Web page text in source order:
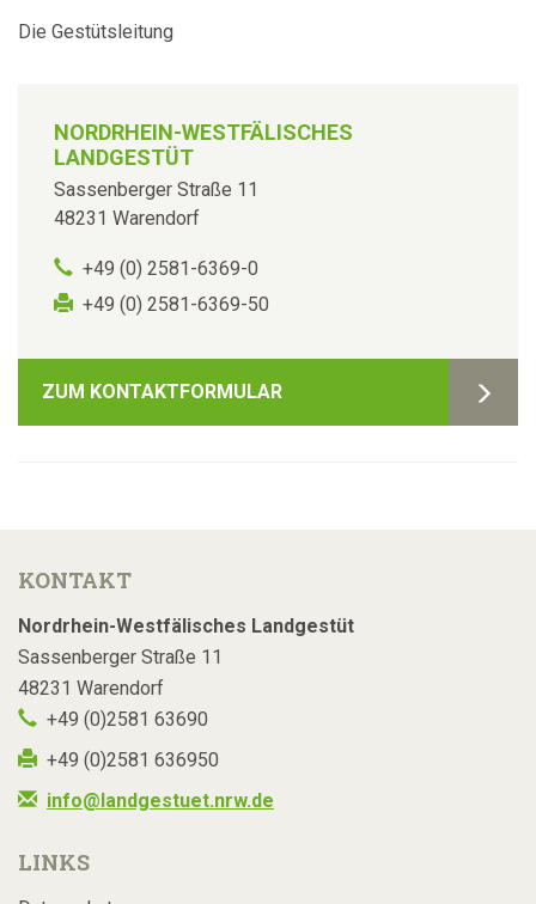
Die Gestütsleitung
NORDRHEIN-WESTFÄLISCHES
LANDGESTÜT
Sassenberger Straße 11
48231 Warendorf
+49 (0) 2581-6369-0
+49 (0) 2581-6369-50
ZUM KONTAKTFORMULAR
KONTAKT
Nordrhein-Westfälisches Landgestüt
Sassenberger Straße 11
48231 Warendorf
+49 (0)2581 63690
+49 (0)2581 636950
info@landgestuet.nrw.de
LINKS